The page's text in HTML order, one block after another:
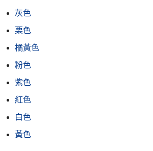
灰色
栗色
橘黃色
粉色
紫色
紅色
白色
黃色